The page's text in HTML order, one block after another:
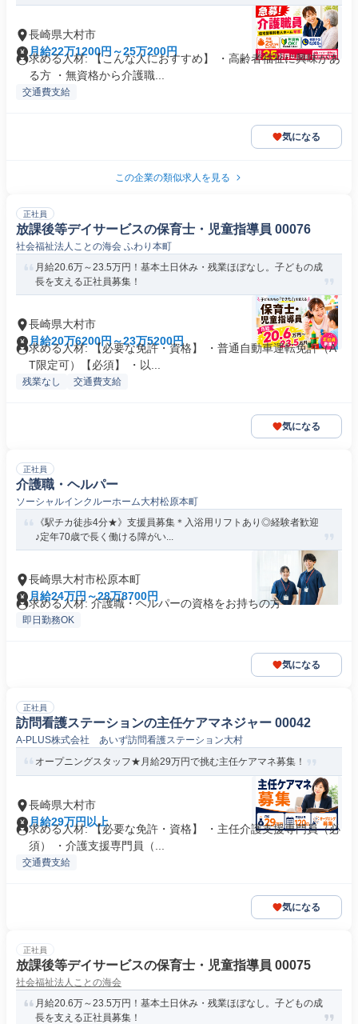
長崎県大村市
月給22万1200円～25万200円
求める人材: 【こんな人におすすめ】 ・高齢者福祉に興味があ
る方 ・無資格から介護職...
交通費支給
気になる
この企業の類似求人を見る
正社員
放課後等デイサービスの保育士・児童指導員 00076
社会福祉法人ことの海会 ふわり本町
月給20.6万～23.5万円！基本土日休み・残業ほぼなし。子どもの成
長を支える正社員募集！
長崎県大村市
月給20万6200円～23万5200円
求める人材: 【必要な免許・資格】 ・普通自動車運転免許（A
T限定可）【必須】 ・以...
残業なし 交通費支給
気になる
正社員
介護職・ヘルパー
ソーシャルインクルーホーム大村松原本町
《駅チカ徒歩4分★》支援員募集＊入浴用リフトあり◎経験者歓迎
♪定年70歳で長く働ける障がい...
長崎県大村市松原本町
月給24万円～28万8700円
求める人材: 介護職・ヘルパーの資格をお持ちの方
即日勤務OK
気になる
正社員
訪問看護ステーションの主任ケアマネジャー 00042
A-PLUS株式会社 あいず訪問看護ステーション大村
オープニングスタッフ★月給29万円で挑む主任ケアマネ募集！
長崎県大村市
月給29万円以上
求める人材: 【必要な免許・資格】 ・主任介護支援専門員（必
須） ・介護支援専門員（...
交通費支給
気になる
正社員
放課後等デイサービスの保育士・児童指導員 00075
社会福祉法人ことの海会
月給20.6万～23.5万円！基本土日休み・残業ほぼなし。子どもの成
長を支える正社員募集！